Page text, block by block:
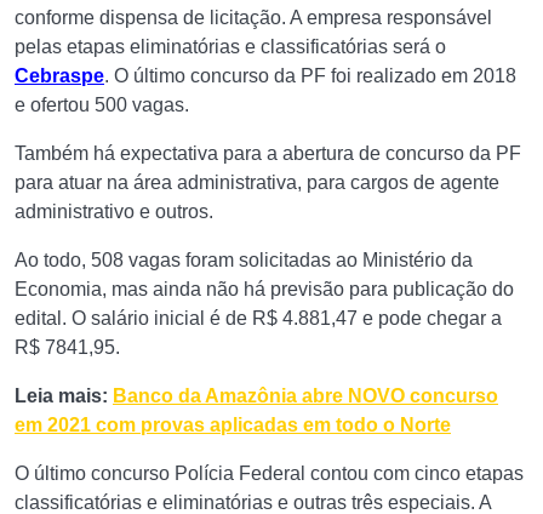
conforme dispensa de licitação. A empresa responsável
pelas etapas eliminatórias e classificatórias será o
Cebraspe. O último concurso da PF foi realizado em 2018
e ofertou 500 vagas.
Também há expectativa para a abertura de concurso da PF
para atuar na área administrativa, para cargos de agente
administrativo e outros.
Ao todo, 508 vagas foram solicitadas ao Ministério da
Economia, mas ainda não há previsão para publicação do
edital. O salário inicial é de R$ 4.881,47 e pode chegar a
R$ 7841,95.
Leia mais: Banco da Amazônia abre NOVO concurso
em 2021 com provas aplicadas em todo o Norte
O último concurso Polícia Federal contou com cinco etapas
classificatórias e eliminatórias e outras três especiais. A